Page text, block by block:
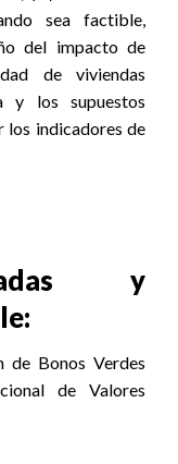
sea factible,
del impacto de
de viviendas
y los supuestos
los indicadores de
y
de Bonos Verdes
de Valores